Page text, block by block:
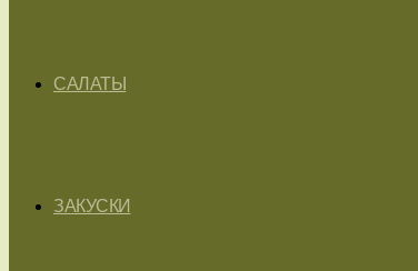
САЛАТЫ
ЗАКУСКИ